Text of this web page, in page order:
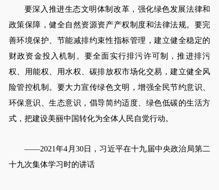
要深入推进生态文明体制改革，强化绿色发展法律和
政策保障，健全自然资源资产产权制度和法律法规。要完
善环境保护、节能减排约束性指标管理，建立健全稳定的
财政资金投入机制。要全面实行排污许可制，推进排污
权、用能权、用水权、碳排放权市场化交易，建立健全风
险管控机制。要大力宣传绿色文明，增强全民节约意识、
环保意识、生态意识，倡导简约适度、绿色低碳的生活方
式，把建设美丽中国转化为全体人民自觉行动。
——2021年4月30日，习近平在十九届中央政治局第二
十九次集体学习时的讲话